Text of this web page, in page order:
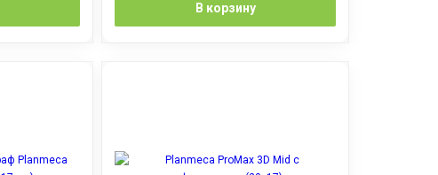
В корзину